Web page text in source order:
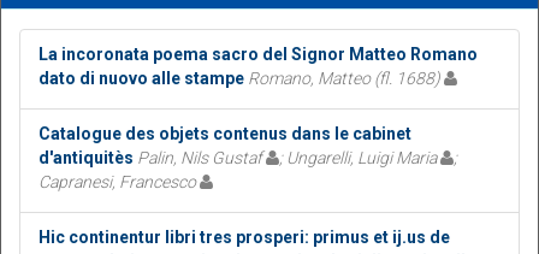
La incoronata poema sacro del Signor Matteo Romano
dato di nuovo alle stampe Romano, Matteo (fl. 1688)
Catalogue des objets contenus dans le cabinet
d'antiquitès Palin, Nils Gustaf ; Ungarelli, Luigi Maria
;
Capranesi, Francesco
Hic continentur libri tres prosperi: primus et ij.us de